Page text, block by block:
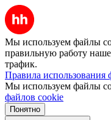
Мы используем файлы
правильную работу
трафик.
Правила использования
Мы используем файлы
файлов cookie
Понятно